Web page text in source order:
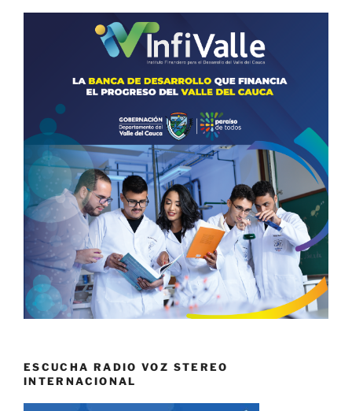
ESCUCHA RADIO VOZ STEREO
INTERNACIONAL